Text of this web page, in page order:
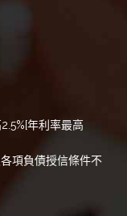
年利率最高
項負債授信條件不